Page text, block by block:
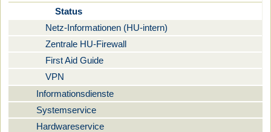
Status
Netz-Informationen (HU-intern)
Zentrale HU-Firewall
First Aid Guide
VPN
Informationsdienste
Systemservice
Hardwareservice